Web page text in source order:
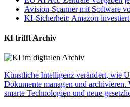
Avision-Scanner mit Software
KI-Sicherheit: Amazon
KI trifft Archiv
Künstliche Intelligenz verändert, wie
Dokumente managen und archivieren.
smarte Technologien und neue